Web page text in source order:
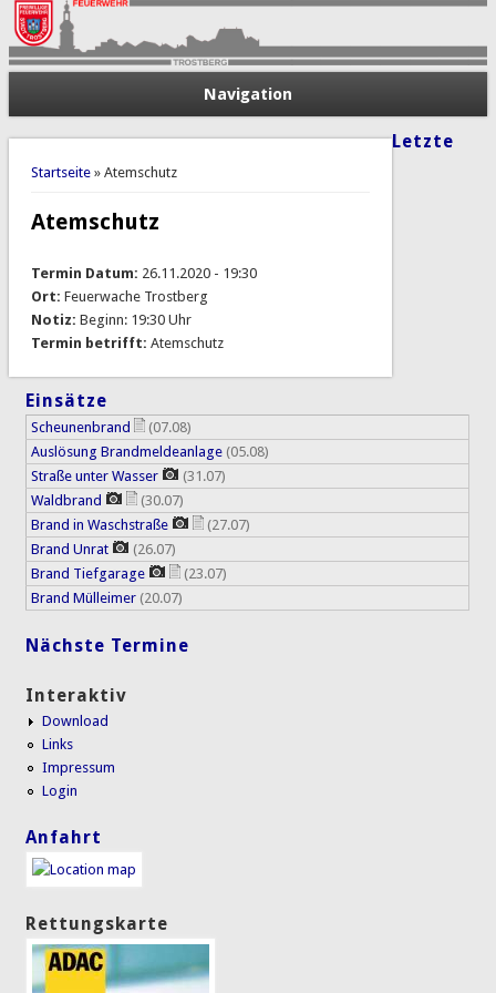
Navigation
Sie sind hier
Startseite» Atemschutz
Atemschutz
Termin Datum: 26.11.2020 - 19:30
Ort: Feuerwache Trostberg
Notiz: Beginn: 19:30 Uhr
Termin betrifft: Atemschutz
Letzte
Einsätze
Scheunenbrand
(07.08)
Auslösung Brandmeldeanlage (05.08)
Straße unter Wasser
(31.07)
Waldbrand
(30.07)
Brand in Waschstraße
(27.07)
Brand Unrat
(26.07)
Brand Tiefgarage
(23.07)
Brand Mülleimer (20.07)
Nächste Termine
Interaktiv
Download
Links
Impressum
Login
Anfahrt
Rettungskarte